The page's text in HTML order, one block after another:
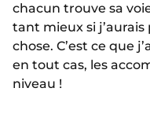
chacun trouve sa
tant mieux si
chose. C’est ce que
en tout cas, les
niveau !